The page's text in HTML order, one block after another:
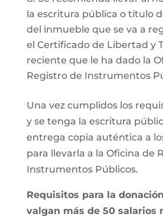
la escritura pública o título
del inmueble que se va a
el Certificado de Libertad y
reciente que le ha dado la
Registro de Instrumentos
Una vez cumplidos los
y se tenga la escritura
entrega copia auténtica a
para llevarla a la Oficina de
Instrumentos Públicos.
Requisitos para la
valgan más de 50 salarios